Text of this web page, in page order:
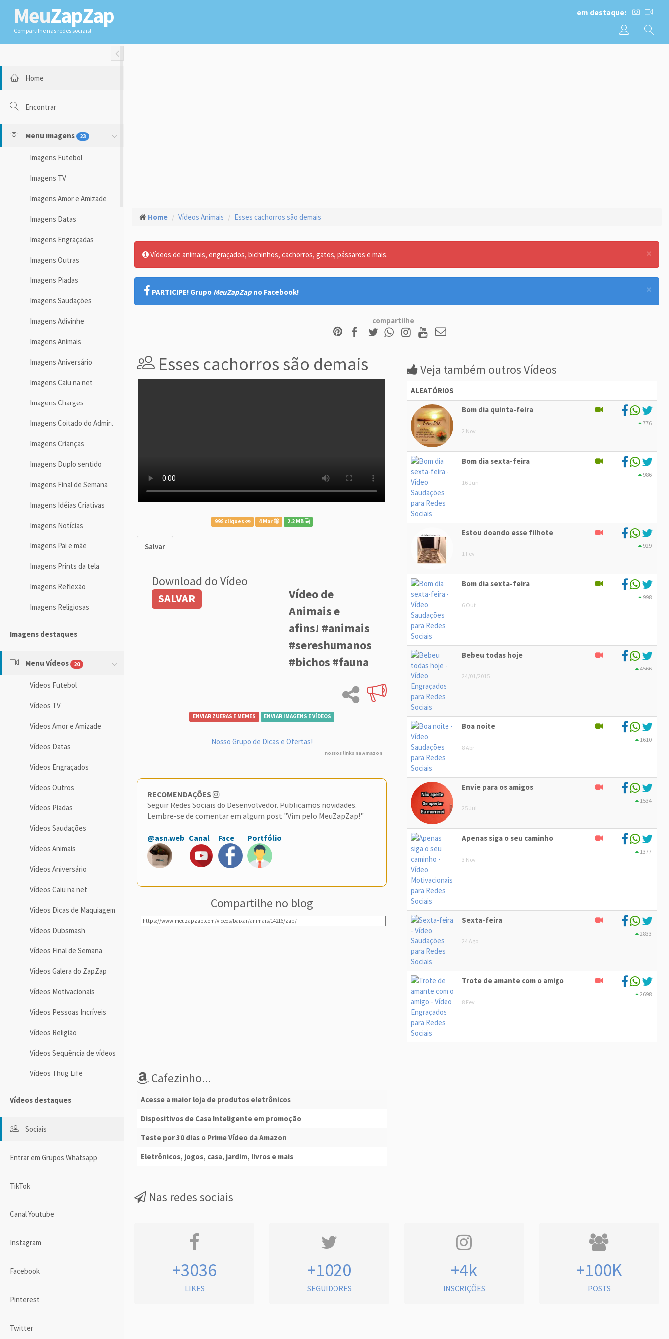
MeuZapZap
Compartilhe nas redes sociais!
em destaque:
Toggle Fullwidth
Home
Encontrar
Menu Imagens 23
Imagens Futebol
Imagens TV
Imagens Amor e Amizade
Imagens Datas
Imagens Engraçadas
Imagens Outras
Imagens Piadas
Imagens Saudações
Imagens Adivinhe
Imagens Animais
Imagens Aniversário
Imagens Caiu na net
Imagens Charges
Imagens Coitado do Admin.
Imagens Crianças
Imagens Duplo sentido
Imagens Final de Semana
Imagens Idéias Criativas
Imagens Notícias
Imagens Pai e mãe
Imagens Prints da tela
Imagens Reflexão
Imagens Religiosas
Imagens destaques
Menu Vídeos 20
Vídeos Futebol
Vídeos TV
Vídeos Amor e Amizade
Vídeos Datas
Vídeos Engraçados
Vídeos Outros
Vídeos Piadas
Vídeos Saudações
Vídeos Animais
Vídeos Aniversário
Vídeos Caiu na net
Vídeos Dicas de Maquiagem
Vídeos Dubsmash
Vídeos Final de Semana
Vídeos Galera do ZapZap
Vídeos Motivacionais
Vídeos Pessoas Incríveis
Vídeos Religião
Vídeos Sequência de vídeos
Vídeos Thug Life
Vídeos destaques
Sociais
Entrar em Grupos Whatsapp
TikTok
Canal Youtube
Instagram
Facebook
Pinterest
Twitter
Home Vídeos Animais Esses cachorros são demais
×
Vídeos de animais, engraçados, bichinhos, cachorros, gatos, pássaros e mais.
×
PARTICIPE! Grupo MeuZapZap no Facebook!
compartilhe
Esses cachorros são demais
998 cliques 4 Mar 2.2 MB
Salvar
Download do Vídeo
SALVAR
Vídeo de
Animais e
afins! #animais
#sereshumanos
#bichos #fauna
ENVIAR ZUERAS E MEMES ENVIAR IMAGENS E VÍDEOS
Nosso Grupo de Dicas e Ofertas!
nossos links na Amazon
RECOMENDAÇÕES
Seguir Redes Sociais do Desenvolvedor. Publicamos novidades.
Lembre-se de comentar em algum post "Vim pelo MeuZapZap!"
@asn.web Canal Face Portfólio
Compartilhe no blog
Veja também outros Vídeos
ALEATÓRIOS
Bom dia quinta-feira
2 Nov
776
Bom dia sexta-feira
16 Jun
986
Estou doando esse filhote
1 Fev
929
Bom dia sexta-feira
6 Out
998
Bebeu todas hoje
24/01/2015
4566
Boa noite
8 Abr
1610
Envie para os amigos
25 Jul
1534
Apenas siga o seu caminho
3 Nov
1377
Sexta-feira
24 Ago
2833
Trote de amante com o amigo
8 Fev
2698
Cafezinho...
Acesse a maior loja de produtos eletrônicos
Dispositivos de Casa Inteligente em promoção
Teste por 30 dias o Prime Vídeo da Amazon
Eletrônicos, jogos, casa, jardim, livros e mais
Nas redes sociais
+3036
LIKES
+1020
SEGUIDORES
+4k
INSCRIÇÕES
+100K
POSTS